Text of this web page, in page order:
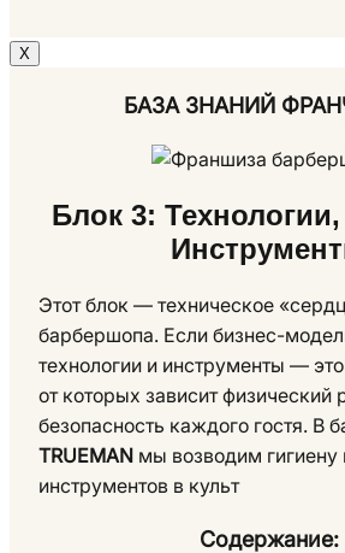
Х
БАЗА ЗНАНИЙ
Блок 3: Технологии,
Этот блок — техническое
барбершопа. Если бизнес-
технологии и инструменты —
от которых зависит физический
безопасность каждого гостя. В
TRUEMAN мы возводим гигиену
инструментов в культ
Содержание: